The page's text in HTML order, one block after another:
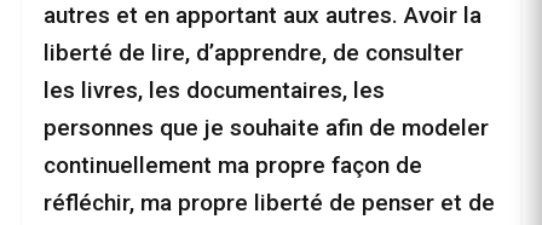
autres et en apportant aux autres. Avoir la
liberté de lire, d’apprendre, de consulter
les livres, les documentaires, les
personnes que je souhaite afin de modeler
continuellement ma propre façon de
réfléchir, ma propre liberté de penser et de